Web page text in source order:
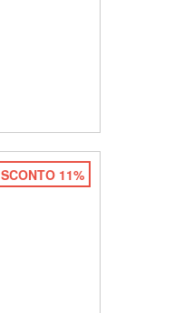
SCONTO 11%